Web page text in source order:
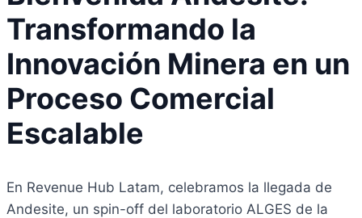
Transformando la
Innovación Minera en un
Proceso Comercial
Escalable
En Revenue Hub Latam, celebramos la llegada de
Andesite, un spin-off del laboratorio ALGES de la